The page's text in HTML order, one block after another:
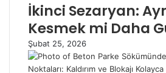
İkinci Sezaryan:
Kesmek mi Daha
Şubat 25, 2026